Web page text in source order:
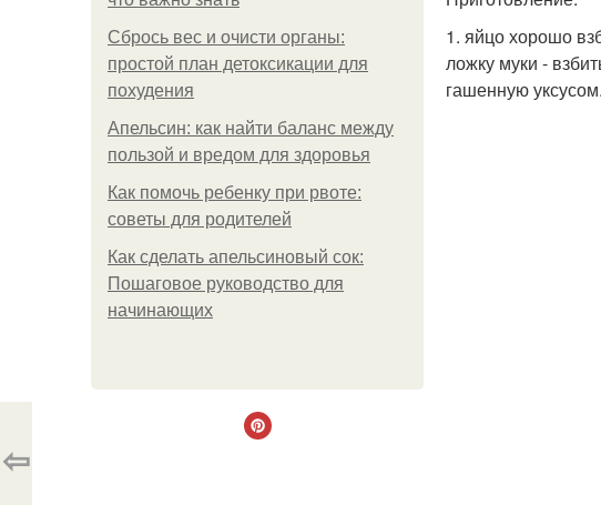
Сбрось вес и очисти органы:
простой план детоксикации для
похудения
Апельсин: как найти баланс между
пользой и вредом для здоровья
Как помочь ребенку при рвоте:
советы для родителей
Как сделать апельсиновый сок:
Пошаговое руководство для
начинающих
1. яйцо хорошо
ложку муки -
гашенную уксусом.
⇦